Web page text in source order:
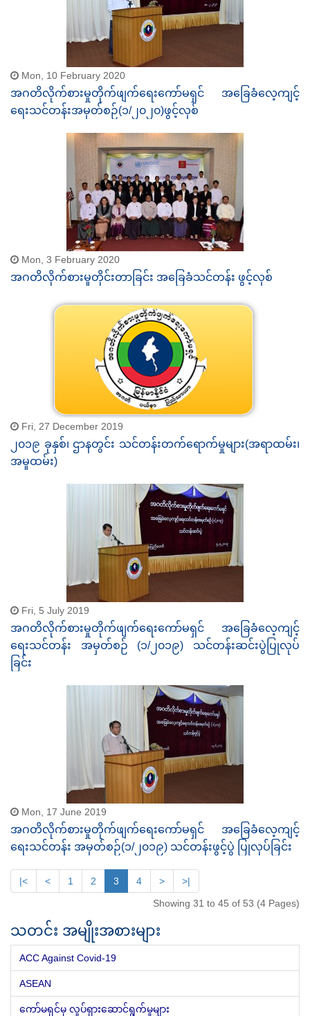
Mon, 10 February 2020
အဂတိလိုက်စားမှုတိုက်ဖျက်ရေးကော်မရှင် အခြေခံလေ့ကျင့်
ရေးသင်တန်းအမှတ်စဉ်(၁/၂၀၂၀)ဖွင့်လှစ်
Mon, 3 February 2020
အဂတိလိုက်စားမှုတိုင်းတာခြင်း အခြေခံသင်တန်း ဖွင့်လှစ်
Fri, 27 December 2019
၂၀၁၉ ခုနှစ်၊ ဌာနတွင်း သင်တန်းတက်ရောက်မှုများ(အရာထမ်း၊
အမှုထမ်း)
Fri, 5 July 2019
အဂတိလိုက်စားမှုတိုက်ဖျက်ရေးကော်မရှင် အခြေခံလေ့ကျင့်
ရေးသင်တန်း အမှတ်စဉ် (၁/၂၀၁၉) သင်တန်းဆင်းပွဲပြုလုပ်
ခြင်း
Mon, 17 June 2019
အဂတိလိုက်စားမှုတိုက်ဖျက်ရေးကော်မရှင် အခြေခံလေ့ကျင့်
ရေးသင်တန်း အမှတ်စဉ်(၁/၂၀၁၉) သင်တန်းဖွင့်ပွဲ ပြုလုပ်ခြင်း
|< < 1 2 3 4 >
>|
Showing 31 to 45 of 53 (4 Pages)
သတင်း အမျိုးအစားများ
ACC Against Covid-19
ASEAN
ကော်မရှင်မှ လှုပ်ရှားဆောင်ရွက်မှုများ